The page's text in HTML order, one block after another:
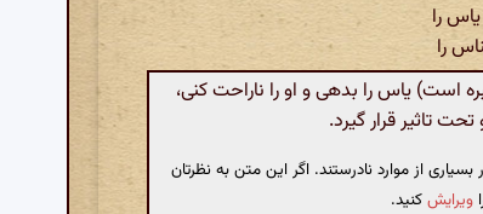
را
را
یاس را بدهی و او را ناراحت کنی،
تاثیر قرار گیرد.
از موارد نادرستند. اگر این متن به نظرتان
ویرایشکنید.